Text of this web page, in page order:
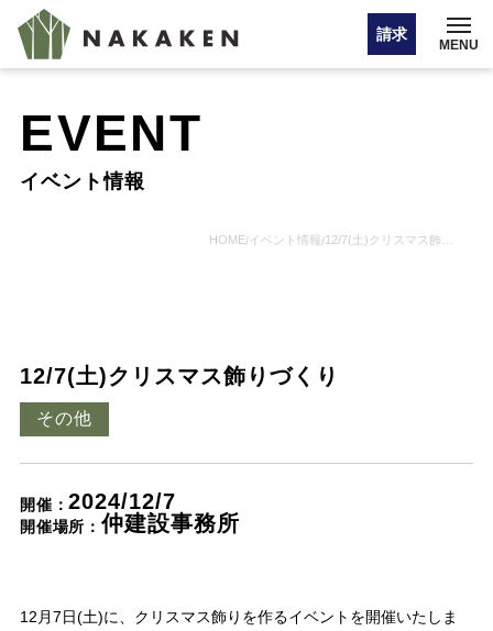
請求
MENU
HOME
注文住宅
Nat's 提案型住宅
re:tsumugi マンションリノベ
EVENT
イベント情報
HOME/イベント情報/
12/7(土)クリスマス飾りづくり
その他
開催：2024/12/7
開催場所：仲建設事務所
12月7日(土)に、クリスマス飾りを作るイベントを開催いたしま